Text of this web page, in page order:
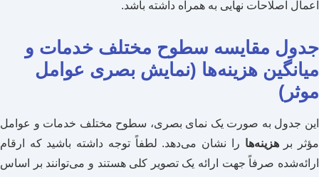
اعمال اصلاحات نهایی به همراه داشته باشد.
جدول مقایسه سطوح مختلف خدمات و
میانگین هزینه‌ها (نمایش بصری عوامل
موثر)
این جدول به صورت یک نمای بصری، سطوح مختلف خدمات و عوامل
مؤثر برهزینه‌ها را نشان می‌دهد. لطفاً توجه داشته باشید که ارقام
ارائه‌شده صرفاً جهت ارائه یک تصویر کلی هستند و می‌توانند بر اساس